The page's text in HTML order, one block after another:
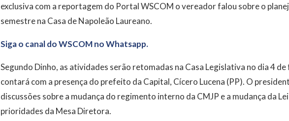
exclusiva com a reportagem do Portal WSCOM o vereador falou sobre o
semestre na Casa de Napoleão Laureano.
Siga o canal do WSCOM no Whatsapp.
Segundo Dinho, as atividades serão retomadas na Casa Legislativa no dia 4
contará com a presença do prefeito da Capital, Cícero Lucena (PP). O
discussões sobre a mudança do regimento interno da CMJP e a mudança da
prioridades da Mesa Diretora.